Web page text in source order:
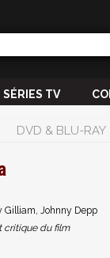
SÉRIES TV
DVD & BLU-RAY
Gilliam, Johnny Depp
critique du film